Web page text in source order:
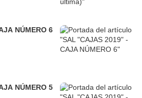
NÚMERO 6
NÚMERO 5